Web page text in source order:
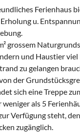
Ferienhaus
u.
grossem
und Haustier viel
zu gelangen
der
sich eine Treppe
als 5
Verfügung steht,
zugänglich.